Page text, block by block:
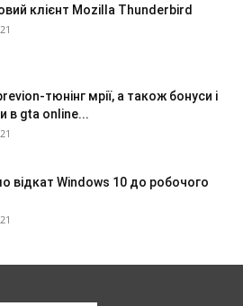
клієнт Mozilla Thunderbird
тюнінг мрії, а також бонуси і
в gta online...
відкат Windows 10 до робочого